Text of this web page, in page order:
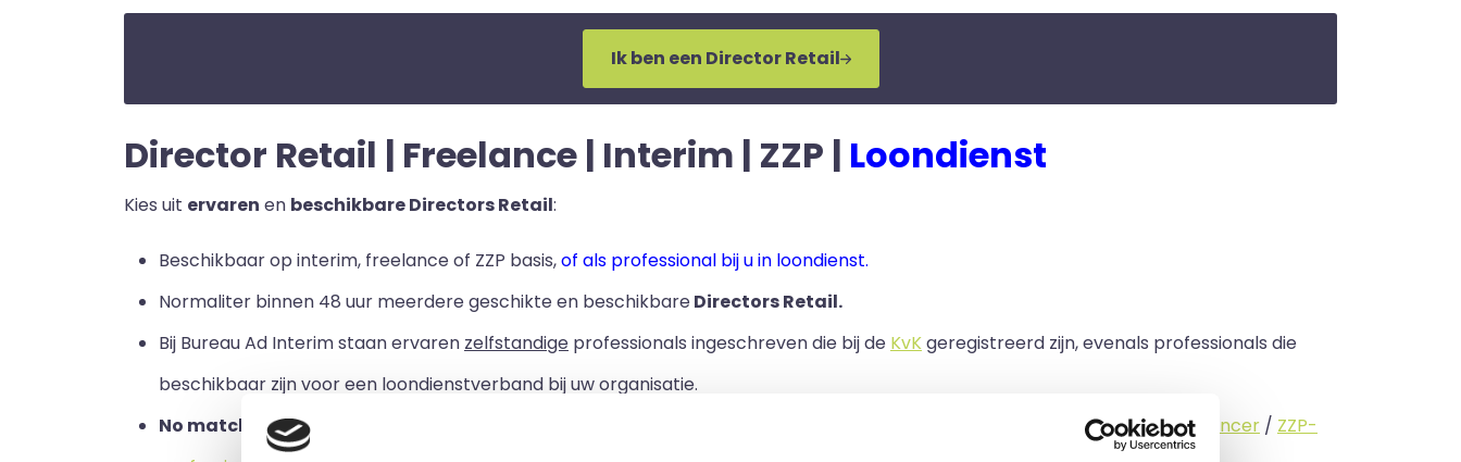
Ik ben een Director Retail
Director Retail | Freelance | Interim | ZZP | Loondienst
Kies uit ervaren en beschikbare Directors Retail:
Beschikbaar op interim, freelance of ZZP basis,of als professional bij u in loondienst.
Normaliter binnen 48 uur meerdere geschikte en beschikbareDirectors Retail.
Bij Bureau Ad Interim staan ervaren zelfstandige professionals ingeschreven die bij de KvKgeregistreerd zijn, evenals professionals die
beschikbaar zijn voor een loondienstverband bij uw organisatie.
No match no pay:
interimmer/freelancer / ZZP-